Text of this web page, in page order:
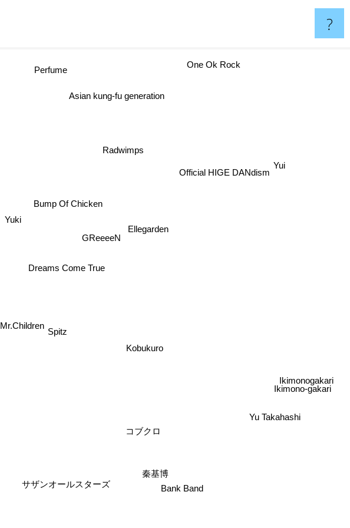
?
Mr.Children
Spitz
Bump Of Chicken
GReeeeN
Dreams Come True
コブクロ
Yuki
Kobukuro
Ellegarden
Bank Band
サザンオールスターズ
Radwimps
秦基博
Yu Takahashi
Ikimono-gakari
Yui
Asian kung-fu generation
Perfume
One Ok Rock
Ikimonogakari